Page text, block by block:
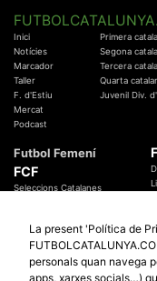
Inici
Notícies
Marcador
Taller
F. d'Estiu
Mercat
Podcast
Primera
Segona
Tercera
Quarta
Juvenil Div.
Futbol Femení
FCF
Seleccions Catalanes
Temes Federatius
Futbol Catalunya
Promocions
La present 'Política de
personals quan navega
apps, xarxes socials…)